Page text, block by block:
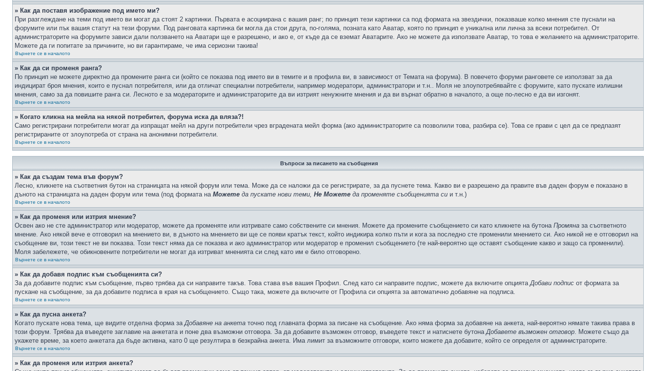
» Как да поставя изображение под името ми?
При разглеждане на теми под името ви могат да стоят 2 картинки. Първата е асоциирана с вашия ранг; по принцип тези картинки са под формата на звездички, показваше колко мнения сте пуснали на
форумите или пък вашия статут на тези форуми. Под ранговата картинка би могла да стои друга, по-голяма, позната като Аватар, която по принцип е уникална или лична за всеки потребител. От
администраторите на форумите зависи дали ползването на Аватари ще е разрешено, и ако е, от къде да се вземат Аватарите. Ако не можете да използвате Аватар, то това е желанието на администраторите.
Можете да ги попитате за причините, но ви гарантираме, че има сериозни такива!
Върнете се в началото
» Как да си променя ранга?
По принцип не можете директно да промените ранга си (който се показва под името ви в темите и в профила ви, в зависимост от Темата на форума). В повечето форуми ранговете се използват за да
индицират броя мнения, които е пуснал потребителя, или да отличат специални потребители, например модератори, администратори и т.н.. Моля не злоупотребявайте с форумите, като пускате излишни
мнения, само за да повишите ранга си. Лесното е за модераторите и администраторите да ви изтрият ненужните мнения и да ви върнат обратно в началото, а още по-лесно е да ви изгонят.
Върнете се в началото
» Когато кликна на мейла на някой потребител, форума иска да вляза?!
Само регистрирани потребители могат да изпращат мейл на други потребители чрез вградената мейл форма (ако администраторите са позволили това, разбира се). Това се прави с цел да се предпазят
регистрираните от злоупотреба от страна на анонимни потребители.
Върнете се в началото
Въпроси за писането на съобщения
» Как да създам тема във форум?
Лесно, кликнете на съответния бутон на страницата на някой форум или тема. Може да се наложи да се регистрирате, за да пуснете тема. Какво ви е разрешено да правите във даден форум е показано в
дъното на страницата на даден форум или тема (под формата на Можете да пускате нови теми, Не Можете да променяте съобщенията си и т.н.)
Върнете се в началото
» Как да променя или изтрия мнение?
Освен ако не сте администратор или модератор, можете да променяте или изтривате само собствените си мнения. Можете да промените съобщението си като кликнете на бутона Промяна за съответното
мнение. Ако някой вече е отговорил на мнението ви, в дъното на мнението ви ще се появи кратък текст, който индикира колко пъти и кога за последно сте променили мнението си. Ако никой не е отговорил на
съобщение ви, този текст не ви показва. Този текст няма да се показва и ако администратор или модератор е променил съобщението (те най-вероятно ще оставят съобщение какво и защо са променили).
Моля забележете, че обикновените потребители не могат да изтриват мненията си след като им е било отговорено.
Върнете се в началото
» Как да добавя подпис към съобщенията си?
За да добавите подпис към съобщение, първо трябва да си направите такъв. Това става във вашия Профил. След като си направите подпис, можете да включите опциятаДобави подпис от формата за
пускане на съобщение, за да добавите подписа в края на съобщението. Също така, можете да включите от Профила си опцията за автоматично добавяне на подписа.
Върнете се в началото
» Как да пусна анкета?
Когато пускате нова тема, ще видите отделна форма заДобавяне на анкета точно под главната форма за писане на съобщение. Ако няма форма за добавяне на анкета, най-вероятно нямате такива права в
този форум. Трябва да въведете заглавие на анкетата и поне два възможни отговора. За да добавите възможен отговор, въведете текст и натиснете бутонаДобавете възможен отговор. Можете също да
укажете време, за което анкетата да бъде активна, като 0 ще резултира в безкрайна анкета. Има лимит за възможните отговори, които можете да добавите, който се определя от администраторите.
Върнете се в началото
» Как да променя или изтрия анкета?